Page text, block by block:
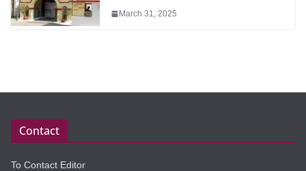
March 31, 2025
Contact
To Contact Editor